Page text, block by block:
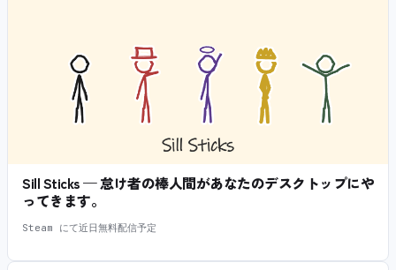
Sill Sticks — 怠け者の棒人間があなたのデスクトップにや
ってきます。
Steam にて近日無料配信予定